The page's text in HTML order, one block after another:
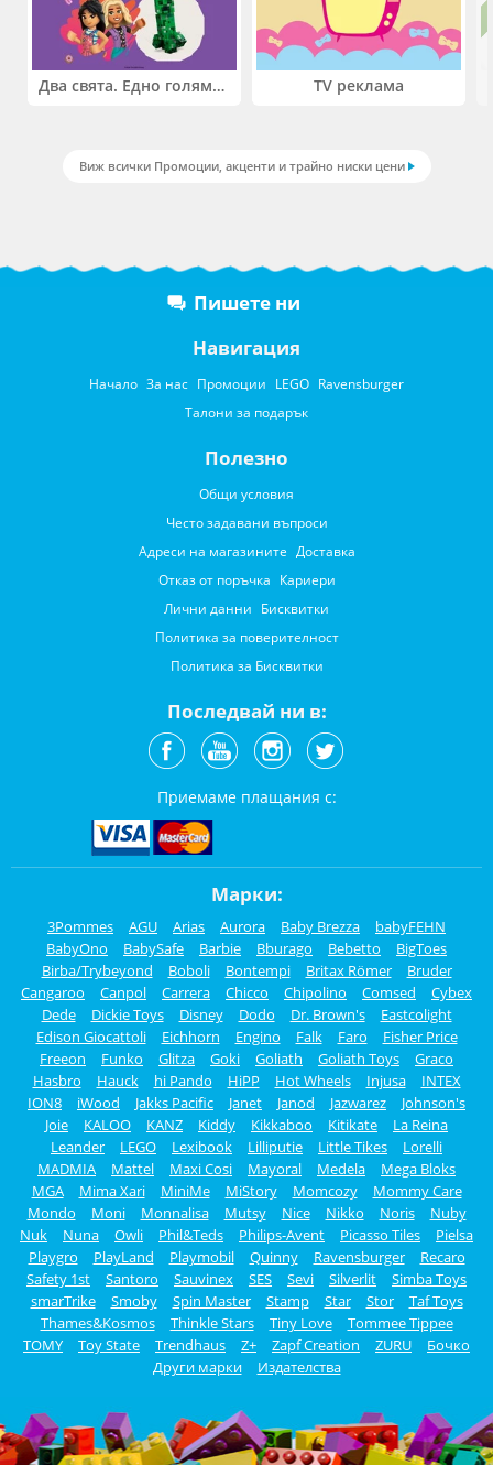
Два свята. Едно голямо приключение. Купи 2 продукта LEGO® Friends и/или LEGO® Minecraft и вземи -27% TV реклама
Виж всички Промоции, акценти и трайно ниски цени
Пишете ни
Навигация
Начало За нас Промоции LEGO Ravensburger
Талони за подарък
Полезно
Общи условия
Често задавани въпроси
Адреси на магазините Доставка
Отказ от поръчка Кариери
Лични данни Бисквитки
Политика за поверителност
Политика за Бисквитки
Последвай ни в:
Приемаме плащания с:
Марки:
3Pommes AGU Arias Aurora Baby Brezza
babyFEHN
BabyOno
BabySafe Barbie Bburago Bebetto
BigToes
Birba/Trybeyond
Boboli Bontempi Britax Römer
Bruder
Cangaroo
Canpol Carrera Chicco Chipolino Comsed
Cybex
Dede
Dickie Toys Disney Dodo Dr. Brown's
Eastcolight
Edison Giocattoli
Eichhorn Engino Falk Faro
Fisher Price
Freeon
Funko Glitza Goki Goliath Goliath Toys
Graco
Hasbro
Hauck hi Pando HiPP Hot Wheels Injusa
INTEX
ION8
iWood Jakks Pacific Janet Janod Jazwarez
Johnson's
Joie
KALOO KANZ Kiddy Kikkaboo Kitikate
La Reina
Leander
LEGO Lexibook Lilliputie Little Tikes
Lorelli
MADMIA
Mattel Maxi Cosi Mayoral Medela
Mega Bloks
MGA
Mima Xari MiniMe MiStory Momcozy
Mommy Care
Mondo
Moni Monnalisa Mutsy Nice Nikko Noris
Nuby
Nuk
Nuna Owli Phil&Teds Philips-Avent Picasso Tiles
Pielsa
Playgro
PlayLand Playmobil Quinny Ravensburger
Recaro
Safety 1st
Santoro Sauvinex SES Sevi Silverlit
Simba Toys
smarTrike
Smoby Spin Master Stamp Star Stor
Taf Toys
Thames&Kosmos
Thinkle Stars Tiny Love
Tommee Tippee
TOMY
Toy State Trendhaus Z+ Zapf Creation ZURU
Бочко
Други марки
Издателства